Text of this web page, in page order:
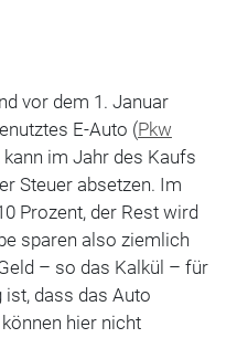
vor dem 1. Januar
E-Auto (Pkw
im Jahr des Kaufs
Steuer absetzen. Im
Prozent, der Rest wird
sparen also ziemlich
– so das Kalkül – für
dass das Auto
hier nicht